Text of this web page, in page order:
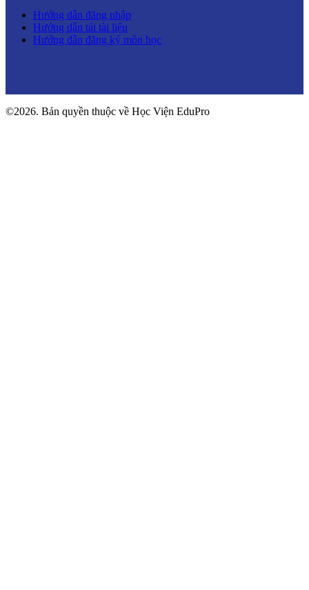
Hướng dẫn đăng nhập
Hướng dẫn tải tài liệu
Hướng dẫn đăng ký môn học
©2026. Bản quyền thuộc về Học Viện EduPro